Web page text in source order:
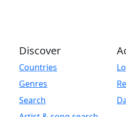
Discover
Countries
Genres
Search